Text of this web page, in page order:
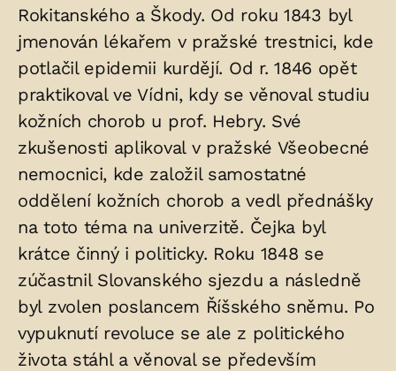
Rokitanského a Škody. Od roku 1843 byl
jmenován lékařem v pražské trestnici, kde
potlačil epidemii kurdějí. Od r. 1846 opět
praktikoval ve Vídni, kdy se věnoval studiu
kožních chorob u prof. Hebry. Své
zkušenosti aplikoval v pražské Všeobecné
nemocnici, kde založil samostatné
oddělení kožních chorob a vedl přednášky
na toto téma na univerzitě. Čejka byl
krátce činný i politicky. Roku 1848 se
zúčastnil Slovanského sjezdu a následně
byl zvolen poslancem Říšského sněmu. Po
vypuknutí revoluce se ale z politického
života stáhl a věnoval se především